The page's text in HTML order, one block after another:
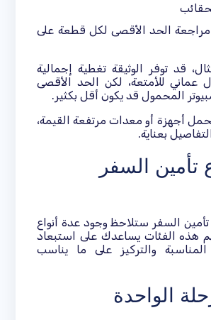
الحد الأقصى لكل قطعة على
قد توفر الوثيقة تغطية إجمالية
500 ريال عماني للأمتعة، لكن الحد الأقصى
المحمول قد يكون أقل بكثير.
أجهزة أو معدات مرتفعة القيمة،
بعناية.
تأمين السفر
السفر ستلاحظ وجود عدة أنواع
هذه الفئات يساعدك على استبعاد
المناسبة والتركيز على ما يناسب
الواحدة